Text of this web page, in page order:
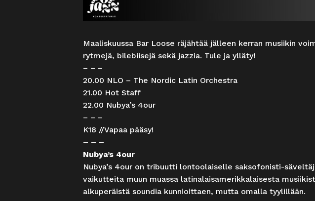
Maaliskuussa Bar Loose räjähtää jälleen kerran musiikin
rytmejä, bilebiisejä sekä jazzia. Tule ja ylläty!
– – –
20.00 NLO – The Nordic Latin Orchestra
21.00 Hot Staff
22.00 Nubya’s 4our
– – –
K18 //Vapaa pääsy!
– – –
Nubya’s 4our
Nubya’s 4our on tribuutti lontoolaiselle saksofonisti-
vaikutteita muun muassa latinalaisamerikkalaisesta
alkuperäistä soundia kunnioittaen, mutta omalla tyylillään.